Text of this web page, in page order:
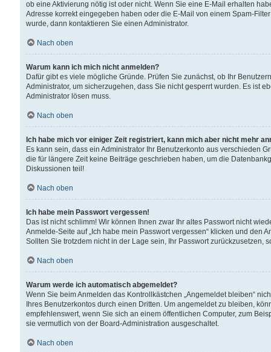
ob eine Aktivierung nötig ist oder nicht. Wenn Sie eine E-Mail erhalten
Adresse korrekt eingegeben haben oder die E-Mail von einem Spam-
wurde, dann kontaktieren Sie einen Administrator.
Nach oben
Warum kann ich mich nicht anmelden?
Dafür gibt es viele mögliche Gründe. Prüfen Sie zunächst, ob Ihr
Administrator, um sicherzugehen, dass Sie nicht gesperrt wurden. Es ist
Administrator lösen muss.
Nach oben
Ich habe mich vor einiger Zeit registriert, kann mich aber nicht mehr
Es kann sein, dass ein Administrator Ihr Benutzerkonto aus verschieden
die für längere Zeit keine Beiträge geschrieben haben, um die
Diskussionen teil!
Nach oben
Ich habe mein Passwort vergessen!
Das ist nicht schlimm! Wir können Ihnen zwar Ihr altes Passwort nicht
Anmelde-Seite auf „Ich habe mein Passwort vergessen“ klicken und
Sollten Sie trotzdem nicht in der Lage sein, Ihr Passwort zurückzusetzen,
Nach oben
Warum werde ich automatisch abgemeldet?
Wenn Sie beim Anmelden das Kontrollkästchen „Angemeldet bleiben“
Ihres Benutzerkontos durch einen Dritten. Um angemeldet zu bleiben,
empfehlenswert, wenn Sie sich an einem öffentlichen Computer, zum
sie vermutlich von der Board-Administration ausgeschaltet.
Nach oben